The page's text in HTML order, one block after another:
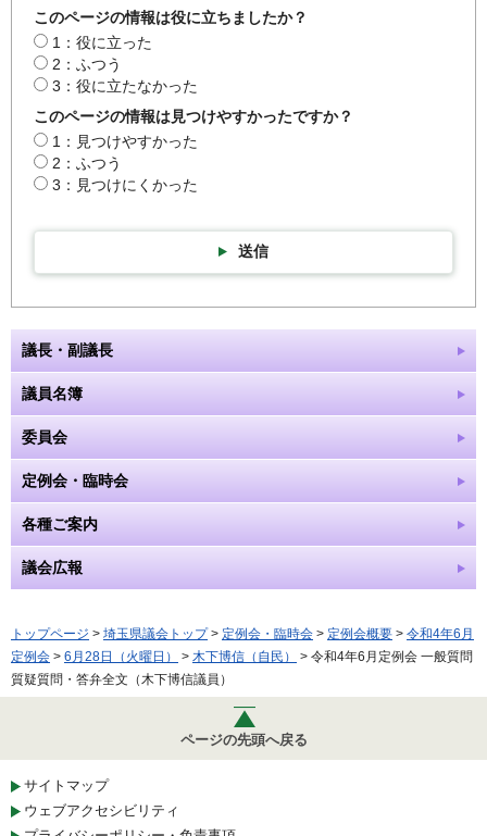
このページの情報は役に立ちましたか？
1：役に立った
2：ふつう
3：役に立たなかった
このページの情報は見つけやすかったですか？
1：見つけやすかった
2：ふつう
3：見つけにくかった
送信
議長・副議長
議員名簿
委員会
定例会・臨時会
各種ご案内
議会広報
トップページ > 埼玉県議会トップ> 定例会・臨時会 > 定例会概要 > 令和4年6月
定例会 > 6月28日（火曜日） > 木下博信（自民）
> 令和4年6月定例会 一般質問
質疑質問・答弁全文（木下博信議員）
ページの先頭へ戻る
サイトマップ
ウェブアクセシビリティ